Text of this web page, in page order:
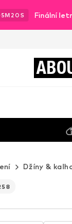
M 19 S Finální
Džíny &